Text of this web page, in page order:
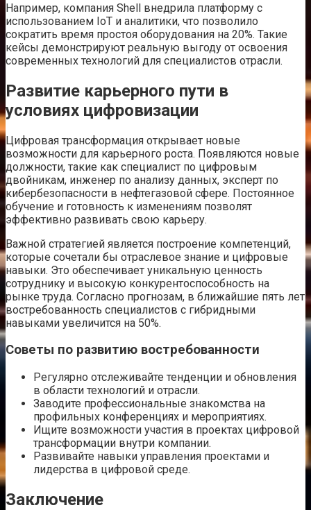
Например, компания Shell внедрила платформу с
использованием IoT и аналитики, что позволило
сократить время простоя оборудования на 20%. Такие
кейсы демонстрируют реальную выгоду от освоения
современных технологий для специалистов отрасли.
Развитие карьерного пути в
условиях цифровизации
Цифровая трансформация открывает новые
возможности для карьерного роста. Появляются новые
должности, такие как специалист по цифровым
двойникам, инженер по анализу данных, эксперт по
кибербезопасности в нефтегазовой сфере. Постоянное
обучение и готовность к изменениям позволят
эффективно развивать свою карьеру.
Важной стратегией является построение компетенций,
которые сочетали бы отраслевое знание и цифровые
навыки. Это обеспечивает уникальную ценность
сотруднику и высокую конкурентоспособность на
рынке труда. Согласно прогнозам, в ближайшие пять лет
востребованность специалистов с гибридными
навыками увеличится на 50%.
Советы по развитию востребованности
Регулярно отслеживайте тенденции и обновления
в области технологий и отрасли.
Заводите профессиональные знакомства на
профильных конференциях и мероприятиях.
Ищите возможности участия в проектах цифровой
трансформации внутри компании.
Развивайте навыки управления проектами и
лидерства в цифровой среде.
Заключение